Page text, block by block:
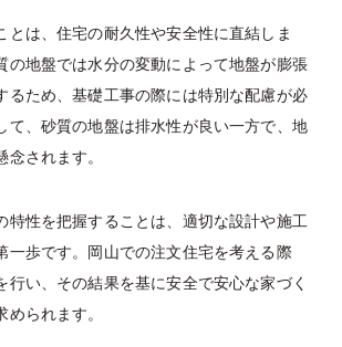
とは、住宅の耐久性や安全性に直結しま
の地盤では水分の変動によって地盤が膨張
るため、基礎工事の際には特別な配慮が必
て、砂質の地盤は排水性が良い一方で、地
されます。
特性を把握することは、適切な設計や施工
一歩です。岡山での注文住宅を考える際
行い、その結果を基に安全で安心な家づく
められます。